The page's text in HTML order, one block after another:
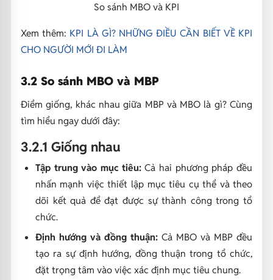
So sánh MBO và KPI
Xem thêm: KPI LÀ GÌ? NHỮNG ĐIỀU CẦN BIẾT VỀ KPI
CHO NGƯỜI MỚI ĐI LÀM
3.2 So sánh MBO và MBP
Điểm giống, khác nhau giữa MBP và MBO là gì? Cùng
tìm hiểu ngay dưới đây:
3.2.1 Giống nhau
Tập trung vào mục tiêu:Cả hai phương pháp đều
nhấn mạnh việc thiết lập mục tiêu cụ thể và theo
dõi kết quả để đạt được sự thành công trong tổ
chức.
Định hướng và đồng thuận: Cả MBO và MBP đều
tạo ra sự định hướng, đồng thuận trong tổ chức,
đặt trọng tâm vào việc xác định mục tiêu chung.